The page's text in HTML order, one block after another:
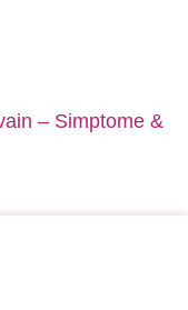
– Simptome &